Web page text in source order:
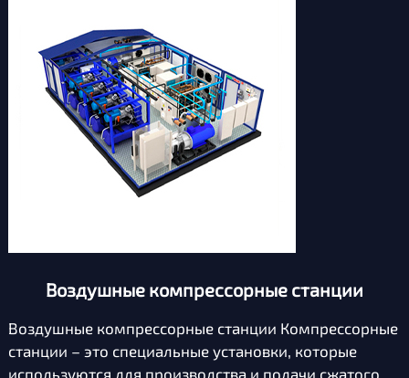
Воздушные компрессорные станции
Воздушные компрессорные станции Компрессорные
станции – это специальные установки, которые
используются для производства и подачи сжатого